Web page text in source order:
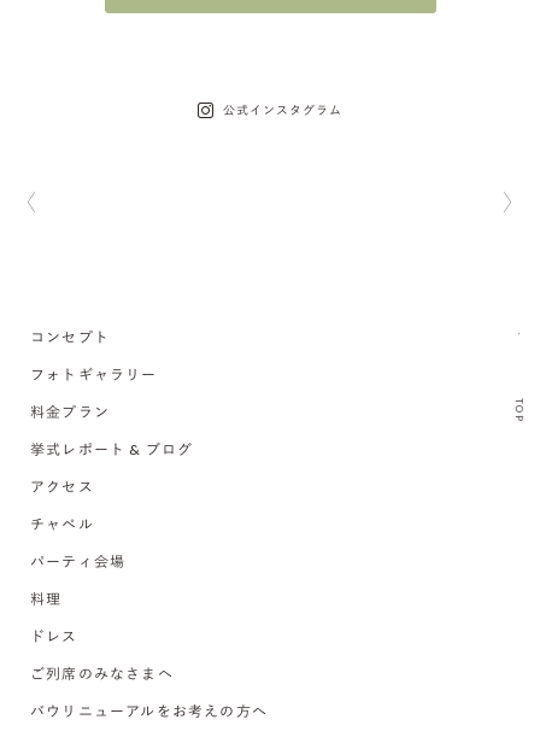
公式インスタグラム
TOP
コンセプト
フォトギャラリー
料金プラン
挙式レポート & ブログ
アクセス
チャペル
パーティ会場
料理
ドレス
ご列席のみなさまへ
バウリニューアルをお考えの方へ